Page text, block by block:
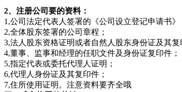
2、注册公司要的资料：
1,公司法定代表人签署的《公司设立登记申请书》
2,全体股东签署的公司章程；
3,法人股东资格证明或者自然人股东身份证及其复
4,董事、监事和经理的任职文件及身份证复印件；
5,指定代表或委托代理人证明；
6,代理人身份证及其复印件；
7,住所使用证明。注意资料要齐全哦